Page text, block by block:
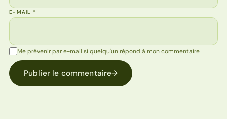
E-MAIL*
Me prévenir par e-mail si quelqu'un répond à mon commentaire
Publier le commentaire→